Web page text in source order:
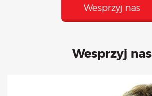
Wesprzyj nas
Wesprzyj nas